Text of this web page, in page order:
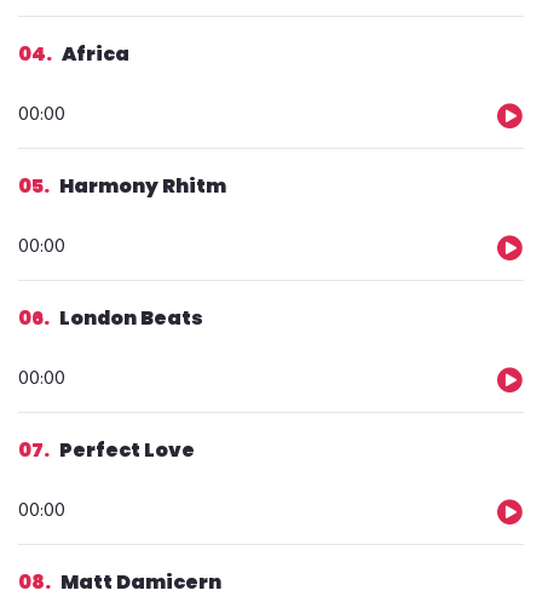
04 Africa
00:00
05 Harmony Rhitm
00:00
06 London Beats
00:00
07 Perfect Love
00:00
08 Matt Damicern